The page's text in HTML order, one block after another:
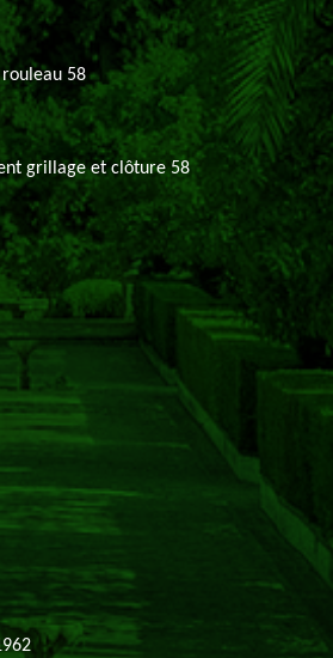
rouleau 58
grillage et clôture 58